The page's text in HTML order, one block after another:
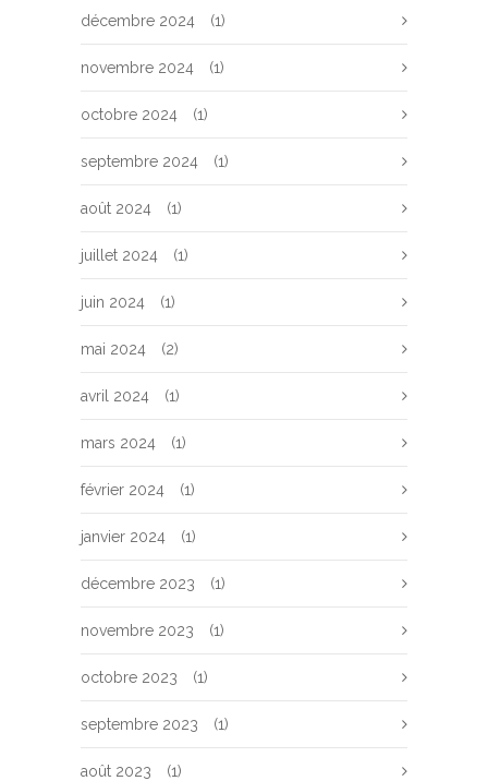
décembre 2024 (1)
novembre 2024 (1)
octobre 2024 (1)
septembre 2024 (1)
août 2024 (1)
juillet 2024 (1)
juin 2024 (1)
mai 2024 (2)
avril 2024 (1)
mars 2024 (1)
février 2024 (1)
janvier 2024 (1)
décembre 2023 (1)
novembre 2023 (1)
octobre 2023 (1)
septembre 2023 (1)
août 2023 (1)